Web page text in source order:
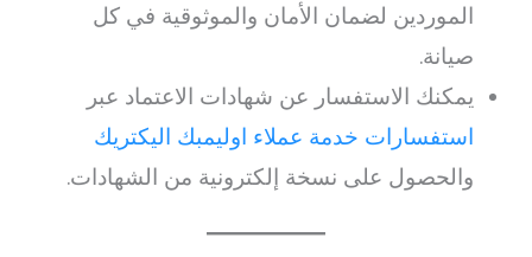
الموردين لضمان الأمان والموثوقية في كل
صيانة.
يمكنك الاستفسار عن شهادات الاعتماد عبر
استفسارات خدمة عملاء اوليمبك اليكتريك
والحصول على نسخة إلكترونية من الشهادات.